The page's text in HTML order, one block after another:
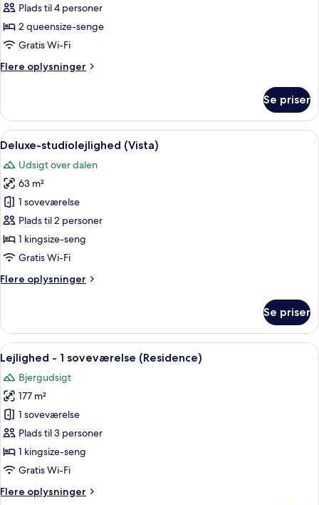
værelse
-
2
senge
Plads til 4 personer
2 queensize-senge
Gratis Wi-Fi
Flere oplysninger
Flere
værelse
2
senge
(Vista)
Se priser
Indlæs
alle
billeder
af
Deluxe-
studiolejlighed
(Vista)
Et moderne badeværelse med et
6
Deluxe-studiolejlighed (Vista)
Udsigt over dalen
63 m²
1 soveværelse
Plads til 2 personer
1 kingsize-seng
Gratis Wi-Fi
Flere oplysninger
Flere
studiolejlighed
(Vista)
Se priser
Indlæs
alle
billeder
af
Lejlighed
-
1
soveværelse
Et moderne hotelværelse med en
4
Lejlighed - 1 soveværelse (Residence)
Bjergudsigt
177 m²
1 soveværelse
Plads til 3 personer
1 kingsize-seng
Gratis Wi-Fi
Flere oplysninger
Flere